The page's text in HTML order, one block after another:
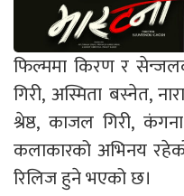
फिल्ममा किरण र
गिरी, अस्मिता बस्नेत,
श्रेष्ठ, काजल गिरी,
कलाकारको अभिनय
रिलिज हुने भएको छ।